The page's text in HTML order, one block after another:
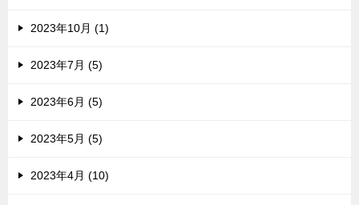
2023年10月 (1)
2023年7月 (5)
2023年6月 (5)
2023年5月 (5)
2023年4月 (10)